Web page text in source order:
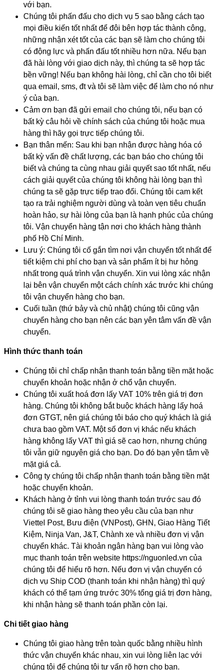
với bạn.
Chúng tôi phấn đấu cho dịch vụ 5 sao bằng cách tạo
mọi điều kiến tốt nhất để đôi bên hợp tác thành công,
những nhận xét tốt của các bạn sẽ làm cho chúng tôi
có động lực và phấn đấu tốt nhiều hơn nữa. Nếu bạn
đã hài lòng với giao dịch này, thì chúng ta sẽ hợp tác
bền vững! Nếu bạn không hài lòng, chỉ cần cho tôi biết
qua email, sms, đt và tôi sẽ làm việc để làm cho nó như
ý của bạn.
Cảm ơn bạn đã gửi email cho chúng tôi, nếu bạn có
bất kỳ câu hỏi về chính sách của chúng tôi hoặc mua
hàng thì hãy gọi trực tiếp chúng tôi.
Bạn thân mến: Sau khi bạn nhận được hàng hóa có
bất kỳ vấn đề chất lượng, các bạn báo cho chúng tôi
biết và chúng ta cùng nhau giải quyết sao tốt nhất, nếu
cách giải quyết của chúng tôi không hài lòng bạn thì
chúng ta sẽ gặp trực tiếp trao đổi. Chúng tôi cam kết
tạo ra trải nghiệm người dùng và toàn vẹn tiêu chuẩn
hoàn hảo, sự hài lòng của bạn là hạnh phúc của chúng
tôi. Vận chuyển hàng tận nơi cho khách hàng thành
phố Hồ Chí Minh.
Lưu ý: Chúng tôi cố gắn tìm nơi vận chuyển tốt nhất để
tiết kiệm chi phí cho bạn và sản phẩm ít bị hư hỏng
nhất trong quá trình vận chuyển. Xin vui lòng xác nhận
lại bên vận chuyển một cách chính xác trước khi chúng
tôi vận chuyển hàng cho bạn.
Cuối tuần (thứ bảy và chủ nhật) chúng tôi cũng vận
chuyển hàng cho bạn nên các bạn yên tâm vấn đề vận
chuyển.
Hình thức thanh toán
Chúng tôi chỉ chấp nhận thanh toán bằng tiền mặt hoặc
chuyển khoản hoặc nhận ở chổ vận chuyển.
Chúng tôi xuất hoá đơn lấy VAT 10% trên giá trị đơn
hàng. Chúng tôi không bắt buộc khách hàng lấy hoá
đơn GTGT, nên giá chúng tôi báo cho quý khách là giá
chưa bao gồm VAT. Một số đơn vị khác nếu khách
hàng không lấy VAT thì giá sẽ cao hơn, nhưng chúng
tôi vẫn giữ nguyên giá cho bạn. Do đó bạn yên tâm về
mặt giá cả.
Công ty chúng tôi chấp nhận thanh toán bằng tiền mặt
hoặc chuyển khoản.
Khách hàng ở tỉnh vui lòng thanh toán trước sau đó
chúng tôi sẽ giao hàng theo yêu cầu của bạn như
Viettel Post, Bưu điện (VNPost), GHN, Giao Hàng Tiết
Kiệm, Ninja Van, J&T, Chành xe và nhiều đơn vị vận
chuyển khác. Tài khoản ngân hàng bạn vui lòng vào
mục thanh toán trên website https://nguonled.vn của
chúng tôi để hiểu rõ hơn. Nếu đơn vị vận chuyển có
dịch vụ Ship COD (thanh toán khi nhận hàng) thì quý
khách có thể tạm ứng trước 30% tổng giá trị đơn hàng,
khi nhận hàng sẽ thanh toán phần còn lại.
Chi tiết giao hàng
Chúng tôi giao hàng trên toàn quốc bằng nhiều hình
thức vận chuyển khác nhau, xin vui lòng liên lạc với
chúng tôi để chúng tôi tư vấn rõ hơn cho bạn.